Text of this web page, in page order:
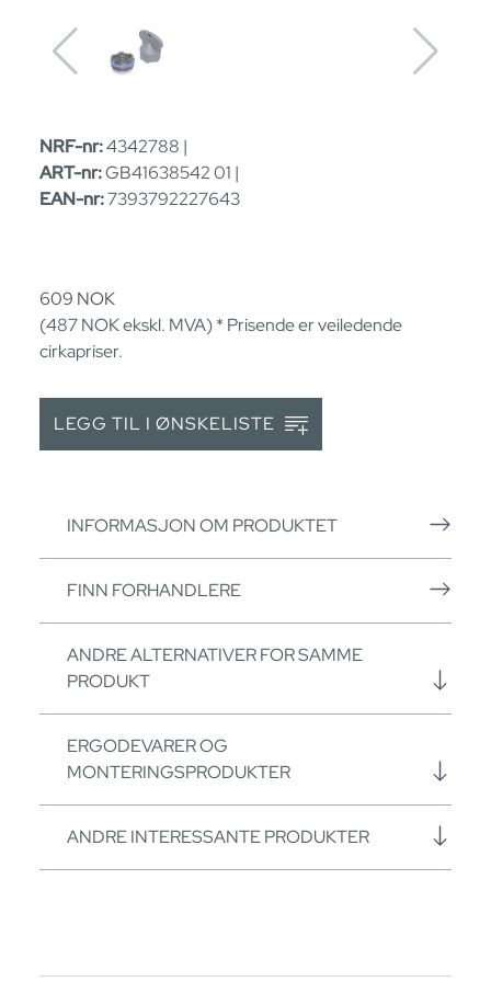
NRF-nr:4342788 |
ART-nr:GB41638542 01 |
EAN-nr:7393792227643
609 NOK
(487NOKekskl. MVA) * Prisende er veiledende
cirkapriser.
LEGG TIL I ØNSKELISTE
INFORMASJON OM PRODUKTET
FINN FORHANDLERE
ANDRE ALTERNATIVER FOR SAMME
PRODUKT
ERGODEVARER OG
MONTERINGSPRODUKTER
ANDRE INTERESSANTE PRODUKTER